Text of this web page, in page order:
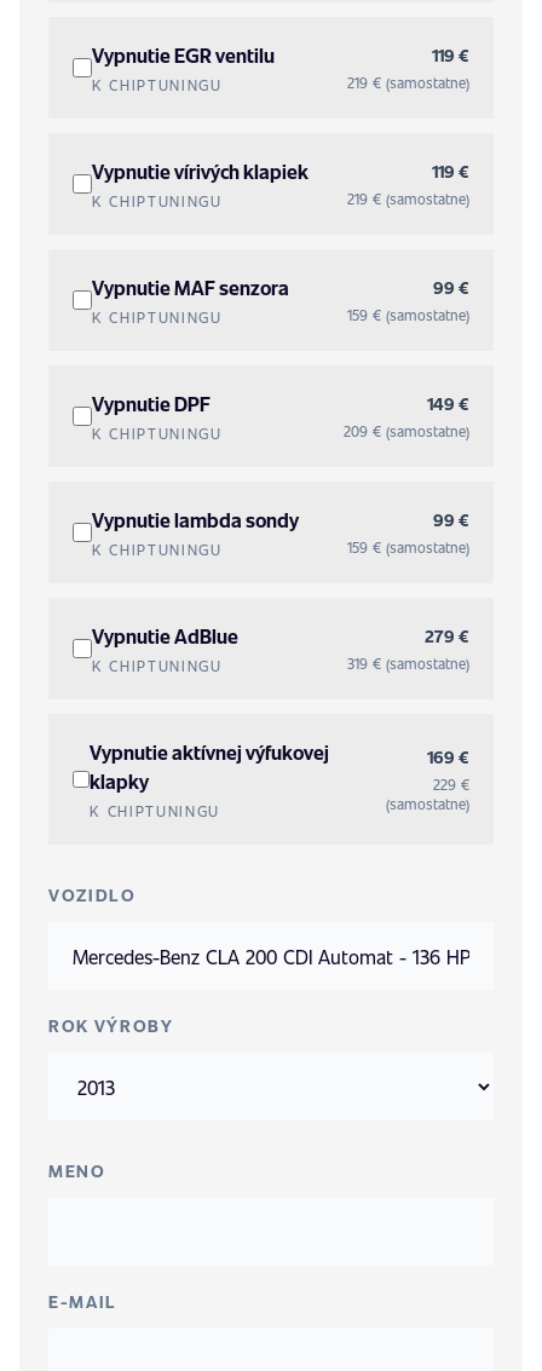
Vypnutie EGR ventilu
K CHIPTUNINGU
119 €
219 € (samostatne)
Vypnutie vírivých klapiek
K CHIPTUNINGU
119 €
219 € (samostatne)
Vypnutie MAF senzora
K CHIPTUNINGU
99 €
159 € (samostatne)
Vypnutie DPF
K CHIPTUNINGU
149 €
209 € (samostatne)
Vypnutie lambda sondy
K CHIPTUNINGU
99 €
159 € (samostatne)
Vypnutie AdBlue
K CHIPTUNINGU
279 €
319 € (samostatne)
Vypnutie aktívnej výfukovej
klapky
K CHIPTUNINGU
169 €
229 €
(samostatne)
VOZIDLO
ROK VÝROBY
MENO
E-MAIL